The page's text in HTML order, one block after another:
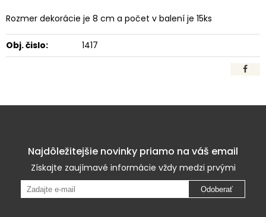
Rozmer dekorácie je 8 cm a počet v balení je 15ks
Obj. čislo: 1417
Najdôležitejšie novinky priamo na váš email
Získajte zaujímavé informácie vždy medzi prvými
Odoberať